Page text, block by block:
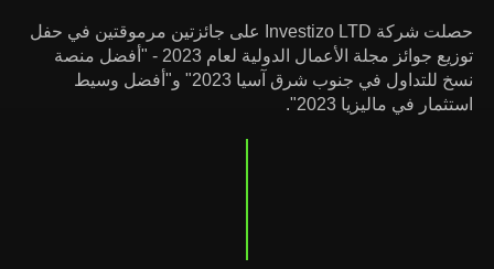
حصلت شركة Investizo LTD على جائزتين مرموقتين في حفل
توزيع جوائز مجلة الأعمال الدولية لعام 2023 - "أفضل منصة
نسخ للتداول في جنوب شرق آسيا 2023" و"أفضل وسيط
استثمار في ماليزيا 2023".